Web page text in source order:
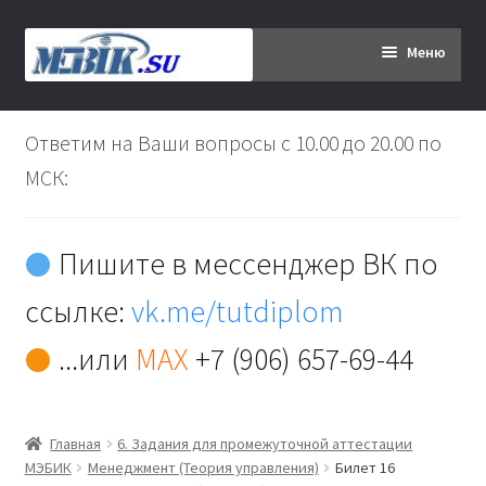
Перейти
к
Перейти
к
Меню
Главная
Дипломникам
Контакты
Ответим на Ваши вопросы с 10.00 до 20.00 по
МСК:
Пишите в мессенджер ВК по
ссылке:vk.me/tutdiplom
...или MAX +7 (906) 657-69-44
Главная
6. Задания для промежуточной аттестации
МЭБИК
Менеджмент (Теория управления)
Билет 16